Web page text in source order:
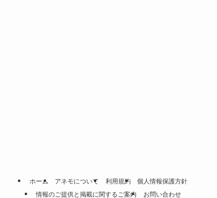
ホーム アネモについて 利用規約
個人情報保護方針
情報のご提供と掲載に関するご案内
お問い合わせ